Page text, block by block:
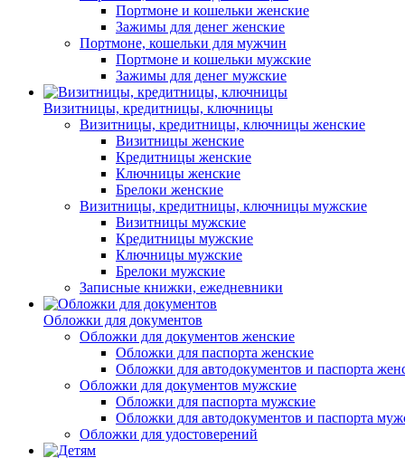
Портмоне и кошельки женские
Зажимы для денег женские
Портмоне, кошельки для мужчин
Портмоне и кошельки мужские
Зажимы для денег мужские
Визитницы, кредитницы, ключницы
Визитницы, кредитницы, ключницы женские
Визитницы женские
Кредитницы женские
Ключницы женские
Брелоки женские
Визитницы, кредитницы, ключницы мужские
Визитницы мужские
Кредитницы мужские
Ключницы мужские
Брелоки мужские
Записные книжки, ежедневники
Обложки для документов
Обложки для документов женские
Обложки для паспорта женские
Обложки для автодокументов и паспорта
Обложки для документов мужские
Обложки для паспорта мужские
Обложки для автодокументов и паспорта
Обложки для удостоверений